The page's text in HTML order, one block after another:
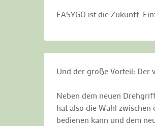
EASYGO ist die Zukunft.
Und der große Vorteil: Der
Neben dem neuen
hat also die Wahl zwischen
bedienen kann und dem